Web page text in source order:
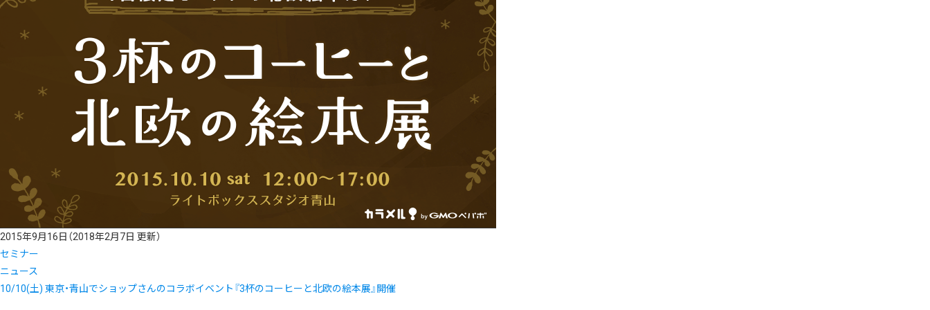
2015年9月16日 （2018年2月7日 更新）
セミナー
ニュース
10/10(土) 東京・青山でショップさんのコラボイベント『3杯のコーヒーと北欧の絵本展』開催